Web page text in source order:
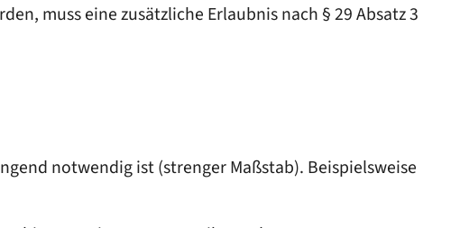
muss eine zusätzliche Erlaubnis nach § 29 Absatz 3
notwendig ist (strenger Maßstab). Beispielsweise